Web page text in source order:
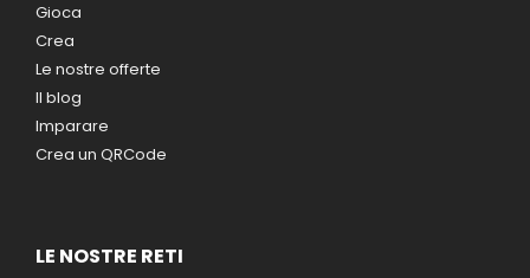
Gioca
Crea
Le nostre offerte
Il blog
Imparare
Crea un QRCode
LE NOSTRE RETI